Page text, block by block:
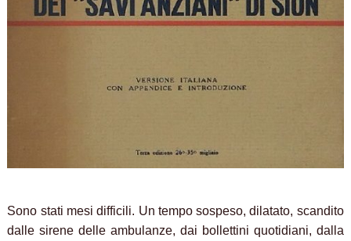
Sono stati mesi difficili. Un tempo sospeso, dilatato, scandito
dalle sirene delle ambulanze, dai bollettini quotidiani, dalla